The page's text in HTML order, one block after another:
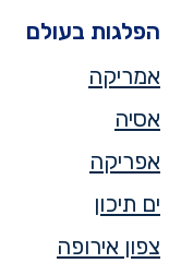
הפלגות בעולם
אמריקה
אסיה
אפריקה
ים תיכון
צפון אירופה